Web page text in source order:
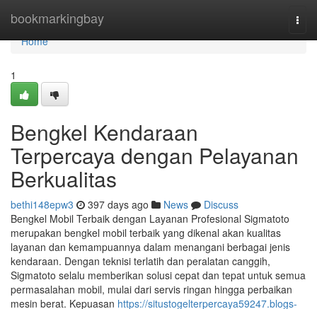
bookmarkingbay
Home
Home
1
Bengkel Kendaraan
Terpercaya dengan Pelayanan
Berkualitas
bethi148epw3 397 days ago News
Discuss
Bengkel Mobil Terbaik dengan Layanan Profesional Sigmatoto
merupakan bengkel mobil terbaik yang dikenal akan kualitas
layanan dan kemampuannya dalam menangani berbagai jenis
kendaraan. Dengan teknisi terlatih dan peralatan canggih,
Sigmatoto selalu memberikan solusi cepat dan tepat untuk semua
permasalahan mobil, mulai dari servis ringan hingga perbaikan
mesin berat. Kepuasan https://situstogelterpercaya59247.blogs-